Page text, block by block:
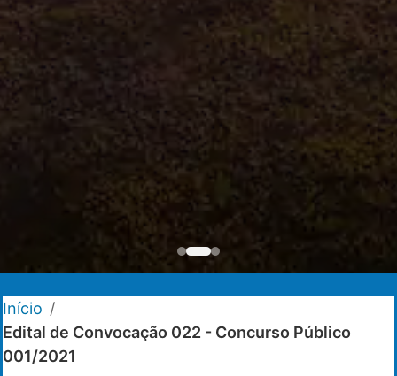
Início /
Edital de Convocação 022 - Concurso Público
001/2021